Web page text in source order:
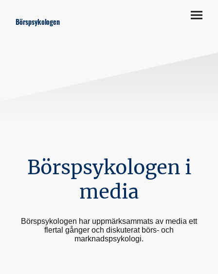
Börspsykologen
Börspsykologen i
media
Börspsykologen har uppmärksammats av media ett
flertal gånger och diskuterat börs- och
marknadspsykologi.